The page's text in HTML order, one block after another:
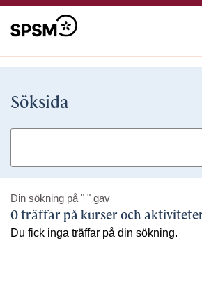
Söksida
Din sökning på " " gav
0 träffar på kurser och
Du fick inga träffar på din sökning.